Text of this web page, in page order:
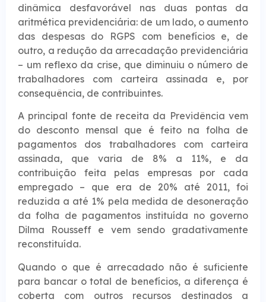
dinâmica desfavorável nas duas pontas da
aritmética previdenciária: de um lado, o aumento
das despesas do RGPS com benefícios e, de
outro, a redução da arrecadação previdenciária
– um reflexo da crise, que diminuiu o número de
trabalhadores com carteira assinada e, por
consequência, de contribuintes.
A principal fonte de receita da Previdência vem
do desconto mensal que é feito na folha de
pagamentos dos trabalhadores com carteira
assinada, que varia de 8% a 11%, e da
contribuição feita pelas empresas por cada
empregado – que era de 20% até 2011, foi
reduzida a até 1% pela medida de desoneração
da folha de pagamentos instituída no governo
Dilma Rousseff e vem sendo gradativamente
reconstituída.
Quando o que é arrecadado não é suficiente
para bancar o total de benefícios, a diferença é
coberta com outros recursos destinados a